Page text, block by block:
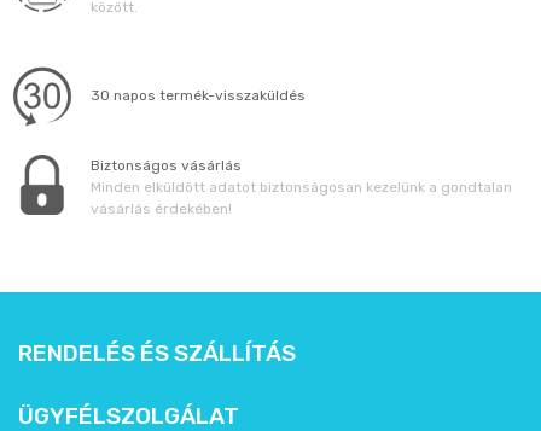
között.
30 napos termék-visszaküldés
Biztonságos vásárlás
Minden elküldött adatot biztonságosan kezelünk a gondtalan
vásárlás érdekében!
RENDELÉS ÉS SZÁLLÍTÁS
ÜGYFÉLSZOLGÁLAT